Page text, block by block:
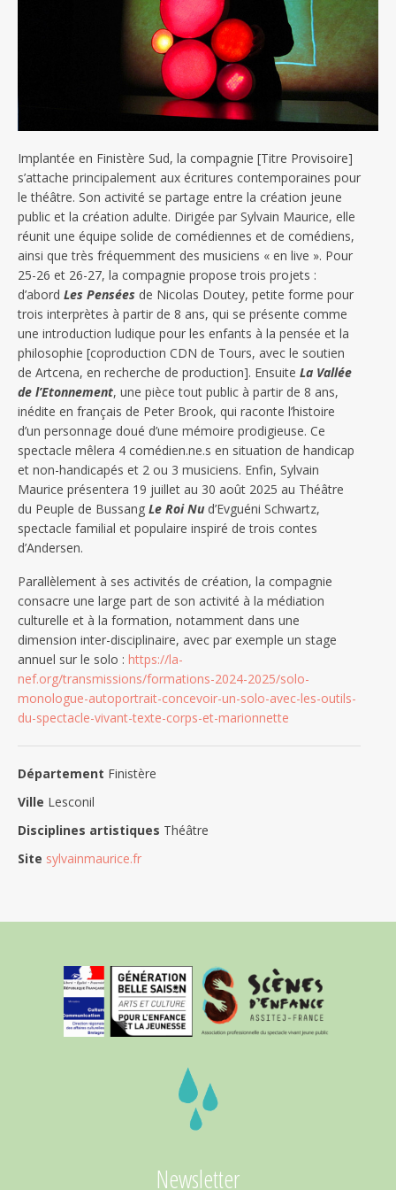
Implantée en Finistère Sud, la compagnie [Titre Provisoire]
s’attache principalement aux écritures contemporaines pour
le théâtre. Son activité se partage entre la création jeune
public et la création adulte. Dirigée par Sylvain Maurice, elle
réunit une équipe solide de comédiennes et de comédiens,
ainsi que très fréquemment des musiciens « en live ». Pour
25-26 et 26-27, la compagnie propose trois projets :
d’abord Les Pensées de Nicolas Doutey, petite forme pour
trois interprètes à partir de 8 ans, qui se présente comme
une introduction ludique pour les enfants à la pensée et la
philosophie [coproduction CDN de Tours, avec le soutien
de Artcena, en recherche de production]. Ensuite La Vallée
de l’Etonnement, une pièce tout public à partir de 8 ans,
inédite en français de Peter Brook, qui raconte l’histoire
d’un personnage doué d’une mémoire prodigieuse. Ce
spectacle mêlera 4 comédien.ne.s en situation de handicap
et non-handicapés et 2 ou 3 musiciens. Enfin, Sylvain
Maurice présentera 19 juillet au 30 août 2025 au Théâtre
du Peuple de Bussang Le Roi Nu d’Evguéni Schwartz,
spectacle familial et populaire inspiré de trois contes
d’Andersen.
Parallèlement à ses activités de création, la compagnie
consacre une large part de son activité à la médiation
culturelle et à la formation, notamment dans une
dimension inter-disciplinaire, avec par exemple un stage
annuel sur le solo : https://la-
nef.org/transmissions/formations-2024-2025/solo-
monologue-autoportrait-concevoir-un-solo-avec-les-outils-
du-spectacle-vivant-texte-corps-et-marionnette
Département Finistère
Ville Lesconil
Disciplines artistiques Théâtre
Site sylvainmaurice.fr
Newsletter